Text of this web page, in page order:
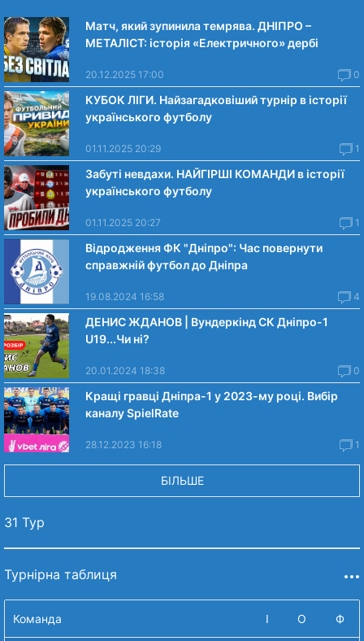
Матч, який зупинила темрява. ДНІПРО –
МЕТАЛІСТ: історія «Електричного» дербі
20.12.2025 17:00 0
КУБОК ЛІГИ. Найзагадковіший турнір в історії
українського футболу
01.11.2025 20:29 1
Забуті невдахи. НАЙГІРШІ КОМАНДИ в історії
українського футболу
01.11.2025 20:27 1
Відродження ФК "Дніпро": Час повернути
справжній футбол до Дніпра
19.08.2024 16:58 4
ДЕНИС ЖДАНОВ | Вундеркінд СК Дніпро-1
U19...Чи нi?
20.01.2024 18:38 0
Кращі гравці Дніпра-1 у 2023-му році. Вибiр
каналу SpielRate
28.12.2023 16:18 1
БІЛЬШЕ
31 Тур
Турнірна таблиця
Команда І О Ф